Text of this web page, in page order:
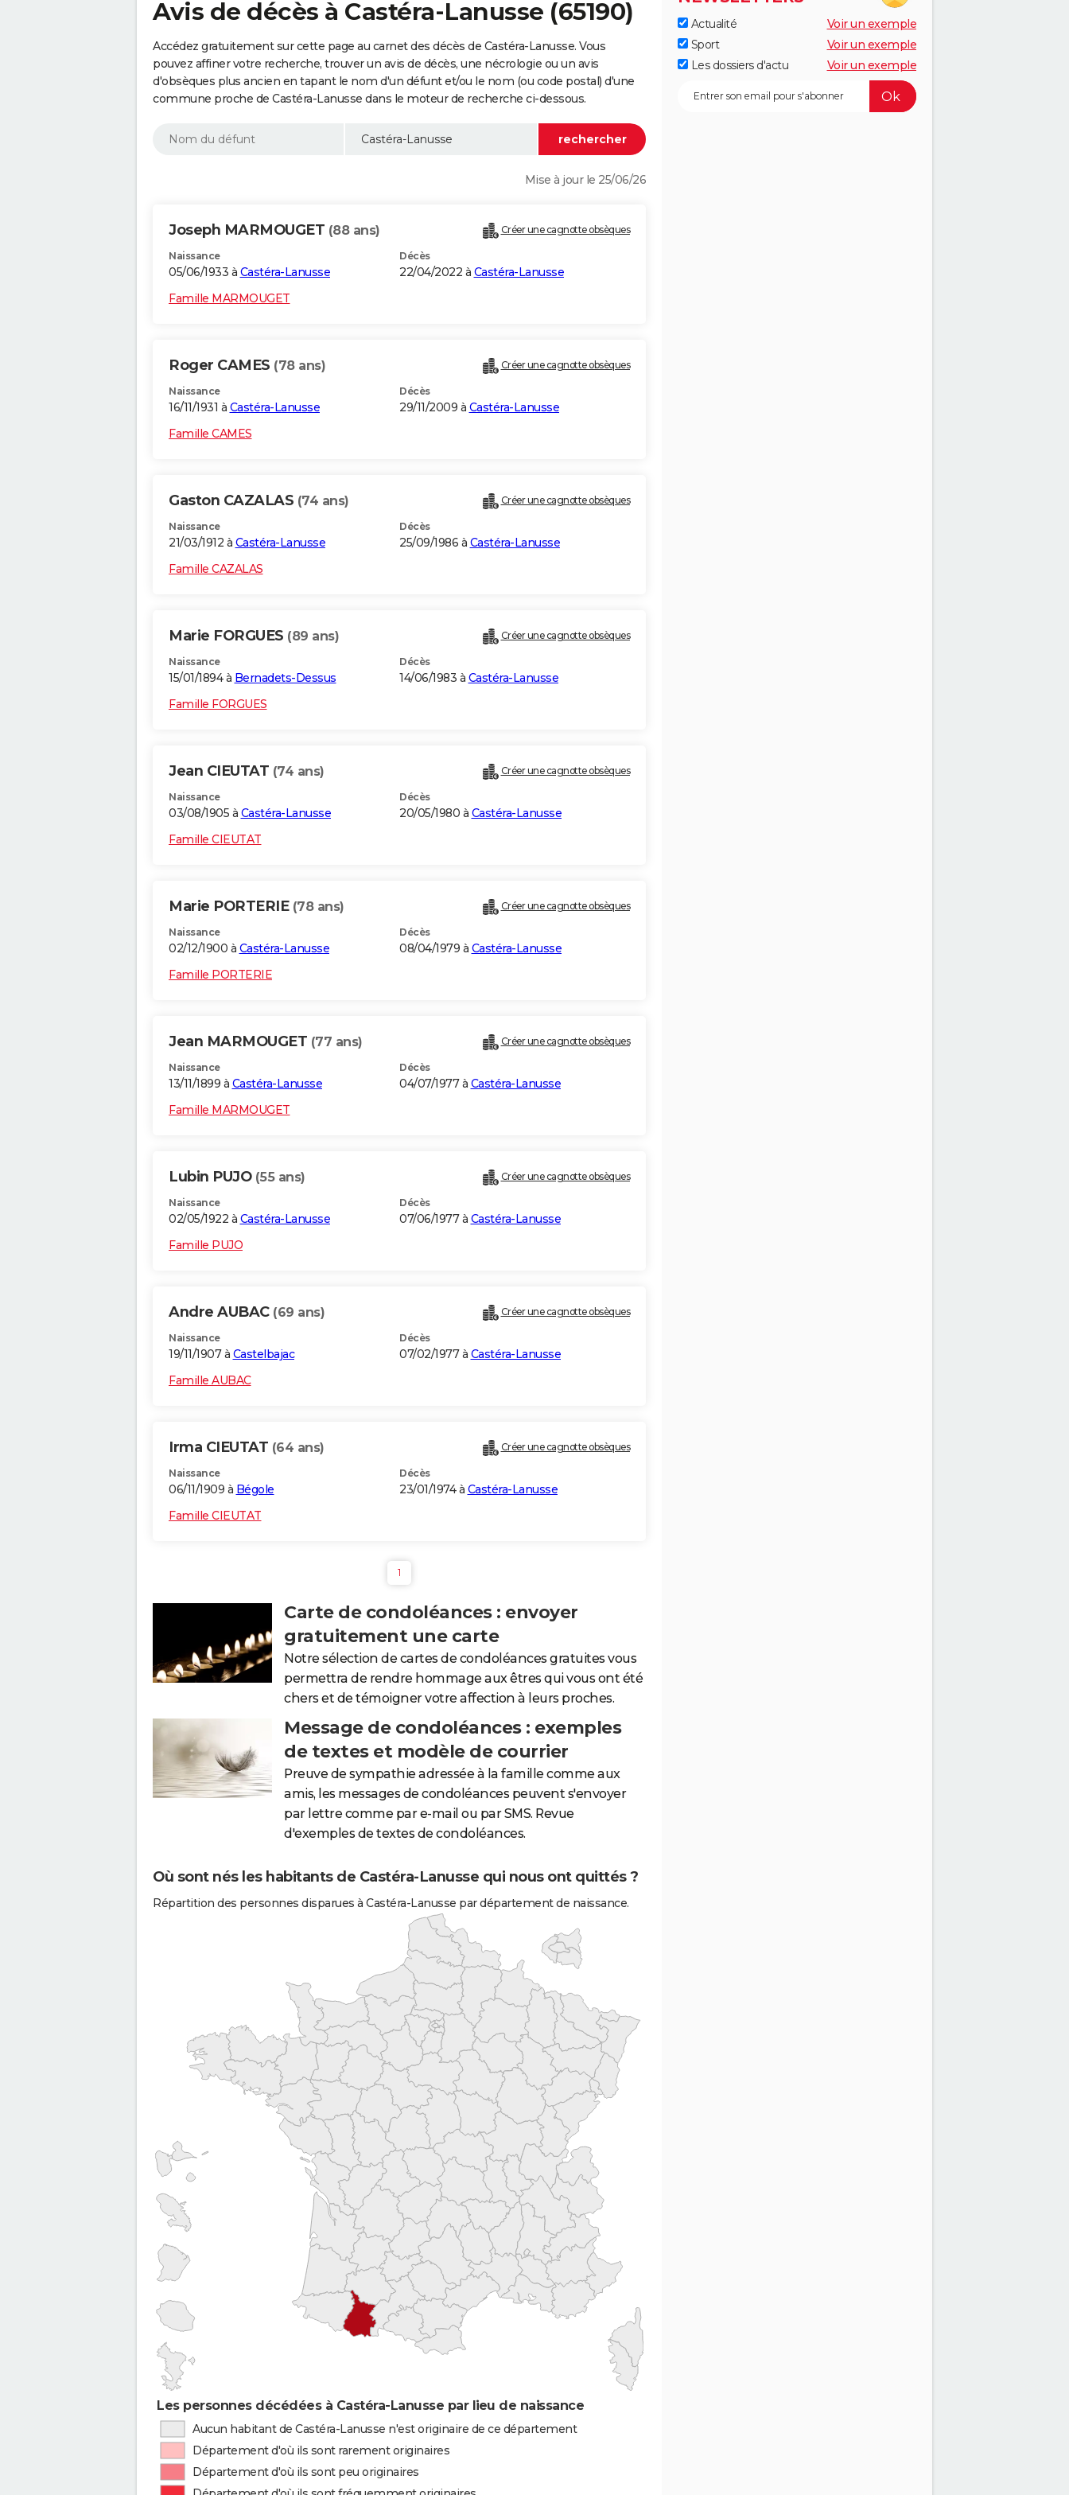
Avis de décès à Castéra-Lanusse (65190)
Accédez gratuitement sur cette page au carnet des décès de Castéra-Lanusse. Vous
pouvez affiner votre recherche, trouver un avis de décès, une nécrologie ou un avis
d'obsèques plus ancien en tapant le nom d'un défunt et/ou le nom (ou code postal) d'une
commune proche de Castéra-Lanusse dans le moteur de recherche ci-dessous.
Mise à jour le 25/06/26
Joseph MARMOUGET (88 ans) Créer une cagnotte obsèques
Naissance
05/06/1933 à Castéra-Lanusse
Décès
22/04/2022 à Castéra-Lanusse
Famille MARMOUGET
Roger CAMES (78 ans) Créer une cagnotte obsèques
Naissance
16/11/1931 à Castéra-Lanusse
Décès
29/11/2009 à Castéra-Lanusse
Famille CAMES
Gaston CAZALAS (74 ans) Créer une cagnotte obsèques
Naissance
21/03/1912 à Castéra-Lanusse
Décès
25/09/1986 à Castéra-Lanusse
Famille CAZALAS
Marie FORGUES (89 ans) Créer une cagnotte obsèques
Naissance
15/01/1894 à Bernadets-Dessus
Décès
14/06/1983 à Castéra-Lanusse
Famille FORGUES
Jean CIEUTAT (74 ans) Créer une cagnotte obsèques
Naissance
03/08/1905 à Castéra-Lanusse
Décès
20/05/1980 à Castéra-Lanusse
Famille CIEUTAT
Marie PORTERIE (78 ans) Créer une cagnotte obsèques
Naissance
02/12/1900 à Castéra-Lanusse
Décès
08/04/1979 à Castéra-Lanusse
Famille PORTERIE
Jean MARMOUGET (77 ans) Créer une cagnotte obsèques
Naissance
13/11/1899 à Castéra-Lanusse
Décès
04/07/1977 à Castéra-Lanusse
Famille MARMOUGET
Lubin PUJO (55 ans) Créer une cagnotte obsèques
Naissance
02/05/1922 à Castéra-Lanusse
Décès
07/06/1977 à Castéra-Lanusse
Famille PUJO
Andre AUBAC (69 ans) Créer une cagnotte obsèques
Naissance
19/11/1907 à Castelbajac
Décès
07/02/1977 à Castéra-Lanusse
Famille AUBAC
Irma CIEUTAT (64 ans) Créer une cagnotte obsèques
Naissance
06/11/1909 à Bégole
Décès
23/01/1974 à Castéra-Lanusse
Famille CIEUTAT
1
Carte de condoléances : envoyer
gratuitement une carte
Notre sélection de cartes de condoléances gratuites vous
permettra de rendre hommage aux êtres qui vous ont été
chers et de témoigner votre affection à leurs proches.
Message de condoléances : exemples
de textes et modèle de courrier
Preuve de sympathie adressée à la famille comme aux
amis, les messages de condoléances peuvent s'envoyer
par lettre comme par e-mail ou par SMS. Revue
d'exemples de textes de condoléances.
Où sont nés les habitants de Castéra-Lanusse qui nous ont quittés ?
Répartition des personnes disparues à Castéra-Lanusse par département de naissance.
Les personnes décédées à Castéra-Lanusse par lieu de naissance
Aucun habitant de Castéra-Lanusse n'est originaire de ce département
Département d'où ils sont rarement originaires
Département d'où ils sont peu originaires
Actualité
Voir un exemple
Sport
Voir un exemple
Les dossiers d'actu
Voir un exemple